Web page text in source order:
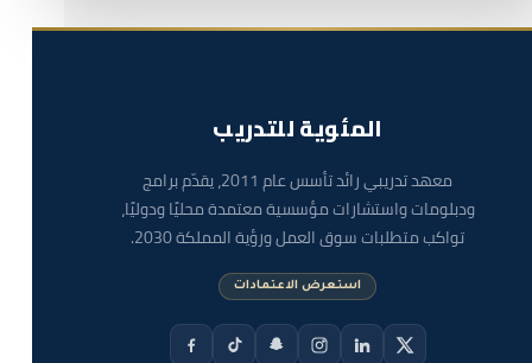
المئوية للتدريب
معهد تدريبي رائد تأسس عام 2011، يقدّم برامج
ودبلومات واستشارات مؤسسية معتمدة محليًا ودوليًا،
تواكب متطلبات سوق العمل ورؤية المملكة 2030.
استعرض الاعتمادات